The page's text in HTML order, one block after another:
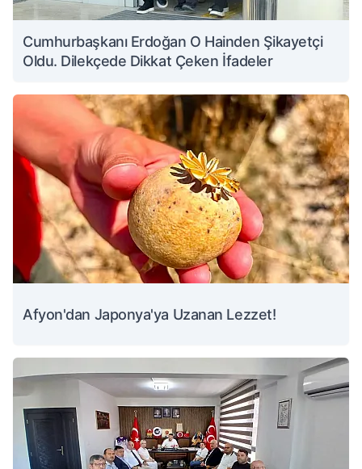
Cumhurbaşkanı Erdoğan O Hainden Şikayetçi
Oldu. Dilekçede Dikkat Çeken İfadeler
Afyon'dan Japonya'ya Uzanan Lezzet!